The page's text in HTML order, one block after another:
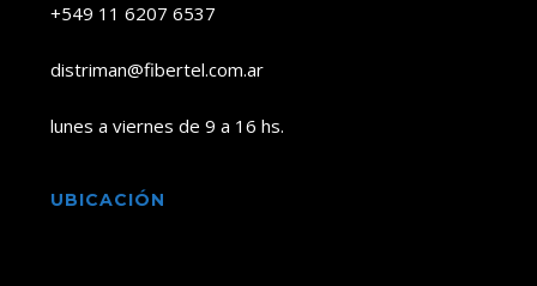
+549 11 6207 6537
distriman@fibertel.com.ar
lunes a viernes de 9 a 16 hs.
UBICACIÓN